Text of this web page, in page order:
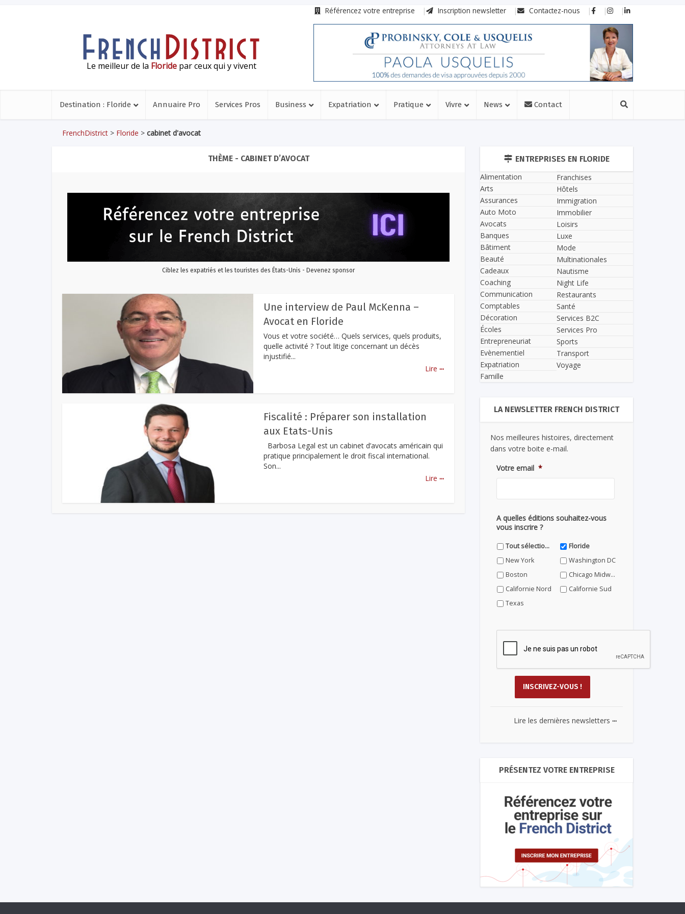
Référencez votre entreprise Inscription newsletter Contactez-nous
Le meilleur de la Floridepar ceux qui y vivent
Destination : Floride Annuaire Pro Services Pros Business Expatriation Pratique Vivre News Contact
FrenchDistrict > Floride > cabinet d'avocat
THÈME - CABINET D’AVOCAT
Ciblez les expatriés et les touristes des États-Unis - Devenez sponsor
Une interview de Paul McKenna –
Avocat en Floride
Vous et votre société… Quels services, quels produits,
quelle activité ? Tout litige concernant un décès
injustifié...
Lire ...
Fiscalité : Préparer son installation
aux Etats-Unis
Barbosa Legal est un cabinet d’avocats américain qui
pratique principalement le droit fiscal international.
Son...
Lire ...
ENTREPRISES EN FLORIDE
Alimentation
Arts
Assurances
Auto Moto
Avocats
Banques
Bâtiment
Beauté
Cadeaux
Coaching
Communication
Comptables
Décoration
Écoles
Entrepreneuriat
Evènementiel
Expatriation
Famille
Franchises
Hôtels
Immigration
Immobilier
Loisirs
Luxe
Mode
Multinationales
Nautisme
Night Life
Restaurants
Santé
Services B2C
Services Pro
Sports
Transport
Voyage
LA NEWSLETTER FRENCH DISTRICT
Nos meilleures histoires, directement
dans votre boite e-mail.
Votre email *
A quelles éditions souhaitez-vous
vous inscrire ?
Tout sélectionner
Floride
New York
Washington DC
Boston
Chicago Midwest
Californie Nord
Californie Sud
Texas
Lire les dernières newsletters ...
PRÉSENTEZ VOTRE ENTREPRISE